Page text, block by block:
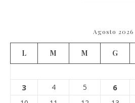
Agosto 2026
L M M G
3 4 5 6